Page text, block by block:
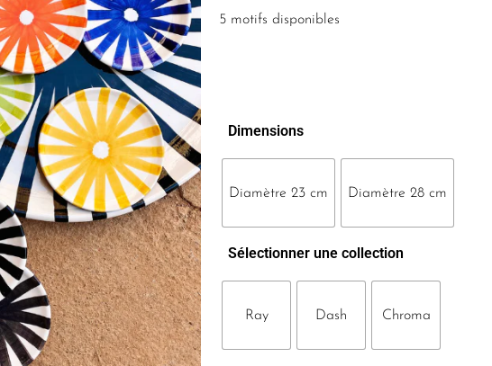
5 motifs disponibles
Dimensions
Diamètre 23 cm Diamètre 28 cm
Sélectionner une collection
Ray Dash Chroma